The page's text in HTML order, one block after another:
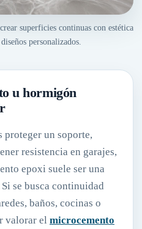
superficies continuas con estética
personalizados.
u hormigón
un soporte,
resistencia en garajes,
epoxi suele ser una
se busca continuidad
baños, cocinas o
valorar el microcemento